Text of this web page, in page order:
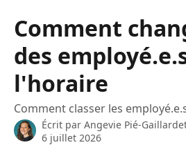
Comment
des
l'horaire
Comment classer les
Écrit par Angevie Pié-
6 juillet 2026